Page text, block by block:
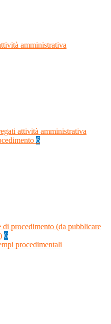
amministrativa
attività amministrativa
6
di procedimento (da pubblicare
6
procedimentali